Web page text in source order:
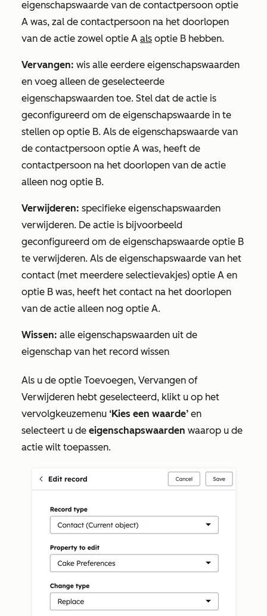
eigenschapswaarde van de contactpersoon optie
A was, zal de contactpersoon na het doorlopen
van de actie zowel optie A als optie B hebben.
Vervangen: wis alle eerdere eigenschapswaarden
en voeg alleen de geselecteerde
eigenschapswaarden toe. Stel dat de actie is
geconfigureerd om de eigenschapswaarde in te
stellen op optie B. Als de eigenschapswaarde van
de contactpersoon optie A was, heeft de
contactpersoon na het doorlopen van de actie
alleen nog optie B.
Verwijderen: specifieke eigenschapswaarden
verwijderen. De actie is bijvoorbeeld
geconfigureerd om de eigenschapswaarde optie B
te verwijderen. Als de eigenschapswaarde van het
contact (met meerdere selectievakjes) optie A en
optie B was, heeft het contact na het doorlopen
van de actie alleen nog optie A.
Wissen: alle eigenschapswaarden uit de
eigenschap van het record wissen
Als u de optie Toevoegen, Vervangen of
Verwijderen hebt geselecteerd, klikt u op het
vervolgkeuzemenu ‘Kies een waarde’ en
selecteert u de eigenschapswaarden waarop u de
actie wilt toepassen.